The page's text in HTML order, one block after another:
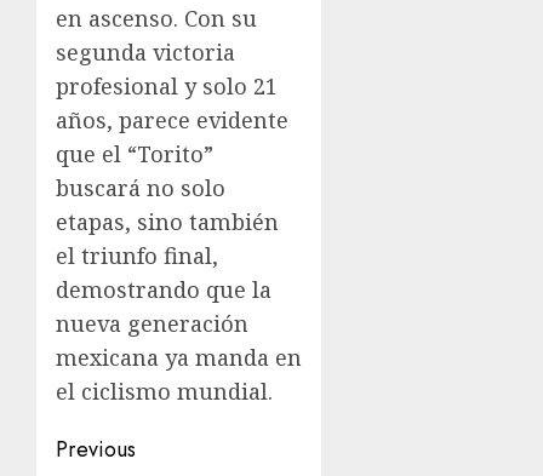
en ascenso. Con su
segunda victoria
profesional y solo 21
años, parece evidente
que el “Torito”
buscará no solo
etapas, sino también
el triunfo final,
demostrando que la
nueva generación
mexicana ya manda en
el ciclismo mundial.
Previous